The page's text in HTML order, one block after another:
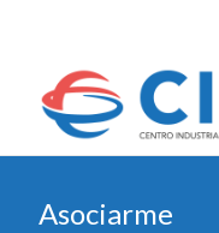
Asociarme